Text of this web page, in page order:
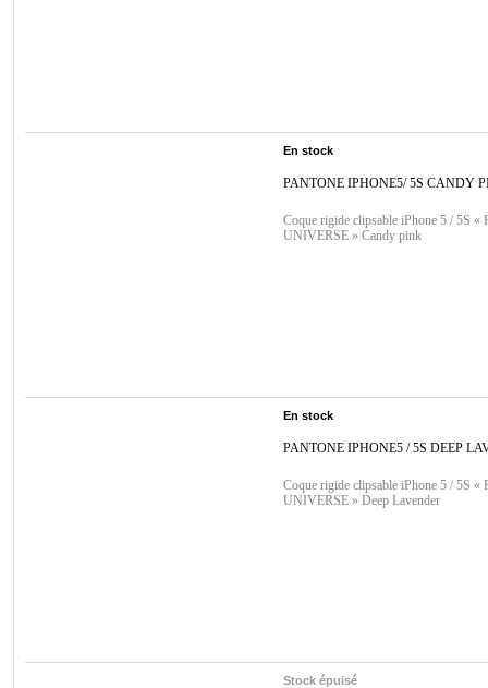
En stock
PANTONE IPHONE5/ 5S CANDY
Coque rigide clipsable iPhone 5 / 5S «
UNIVERSE » Candy pink
En stock
PANTONE IPHONE5 / 5S DEEP
Coque rigide clipsable iPhone 5 / 5S «
UNIVERSE » Deep Lavender
Stock épuisé